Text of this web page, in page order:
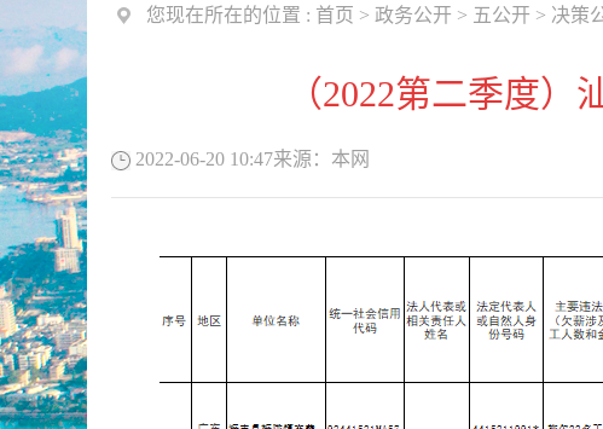
您现在所在的位置 : 首页 > 政务公开 > 五公开 > 决策
（2022第二季度
2022-06-20 10:47来源： 本网